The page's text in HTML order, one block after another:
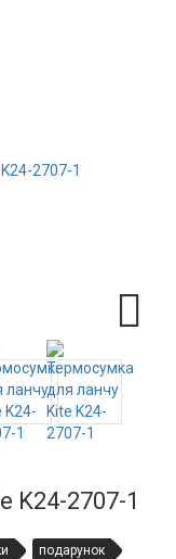
K24-2707-1
подарунок